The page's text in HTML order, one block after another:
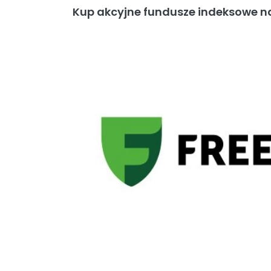
Kup akcyjne fundusze indeksowe